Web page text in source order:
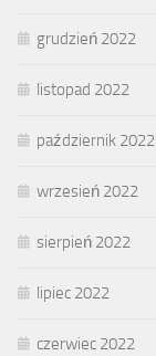
grudzień 2022
listopad 2022
październik 2022
wrzesień 2022
sierpień 2022
lipiec 2022
czerwiec 2022